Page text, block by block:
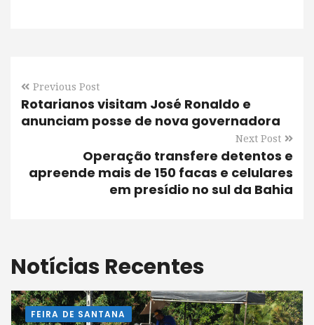
Previous Post
Rotarianos visitam José Ronaldo e
anunciam posse de nova governadora
Next Post
Operação transfere detentos e
apreende mais de 150 facas e celulares
em presídio no sul da Bahia
Notícias Recentes
FEIRA DE SANTANA